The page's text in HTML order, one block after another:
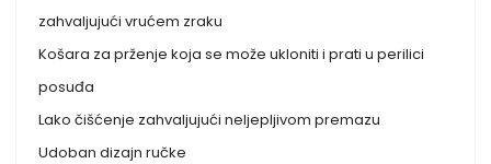
zahvaljujući vrućem zraku
Košara za prženje koja se može ukloniti i prati u perilici
posuđa
Lako čišćenje zahvaljujući neljepljivom premazu
Udoban dizajn ručke